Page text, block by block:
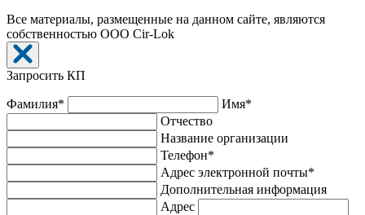
Все материалы, размещенные на данном сайте, являются
собственностью ООО Cir-Lok
Запросить КП
Фамилия*
Имя*
Отчество
Название организации
Телефон*
Адрес электронной почты*
Дополнительная информация
Адрес